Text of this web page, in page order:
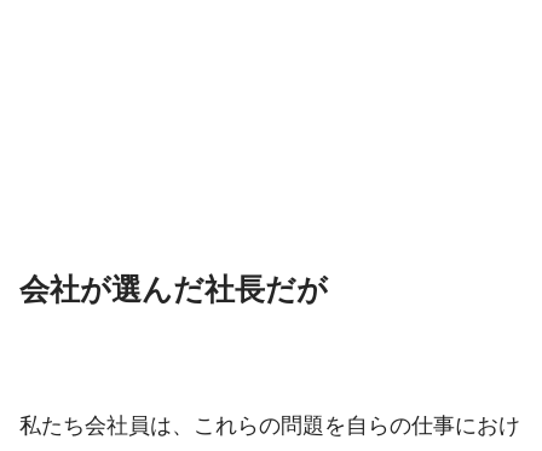
会社が選んだ社長だが
私たち会社員は、これらの問題を自らの仕事におけ